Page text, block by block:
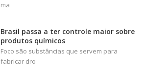
ma
Brasil passa a ter controle maior sobre
produtos químicos
Foco são substâncias que servem para
fabricar dro